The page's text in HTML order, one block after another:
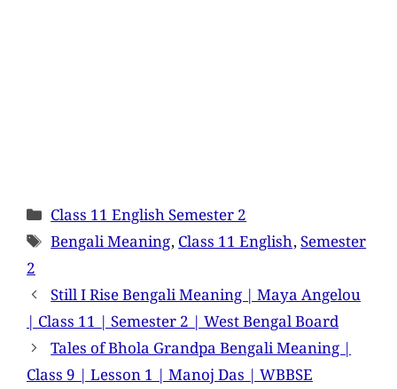
Class 11 English Semester 2
Bengali Meaning,Class 11 English,Semester
2
Still I Rise Bengali Meaning | Maya Angelou
| Class 11 | Semester 2 | West Bengal Board
Tales of Bhola Grandpa Bengali Meaning |
Class 9 | Lesson 1 | Manoj Das | WBBSE